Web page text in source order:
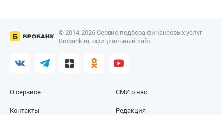
© 2014-2026 Сервис подбора финансовых услуг
Brobank.ru, официальный сайт.
О сервисе
Контакты
СМИ о нас
Редакция